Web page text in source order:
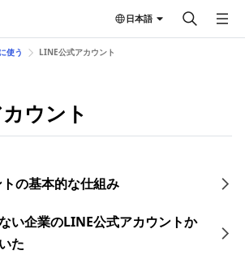
日本語
使う LINE公式アカウント
ウント
の基本的な仕組み
い企業のLINE公式アカウントか
た